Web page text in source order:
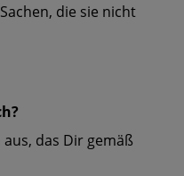
die sie nicht
das Dir gemäß